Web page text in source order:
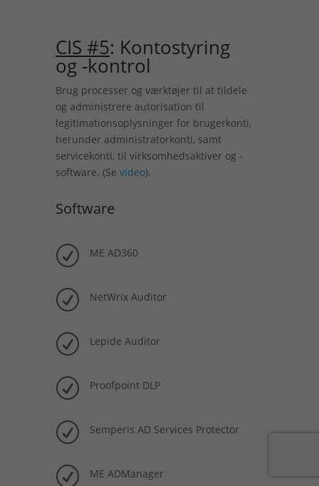
CIS #5: Kontostyring
og -kontrol
Brug processer og værktøjer til at tildele
og administrere autorisation til
legitimationsoplysninger for brugerkonti,
herunder administratorkonti, samt
servicekonti, til virksomhedsaktiver og -
software. (Se video).
Software
R ME AD360
R NetWrix Auditor
R Lepide Auditor
R Proofpoint DLP
R Semperis AD Services Protector
R ME ADManager